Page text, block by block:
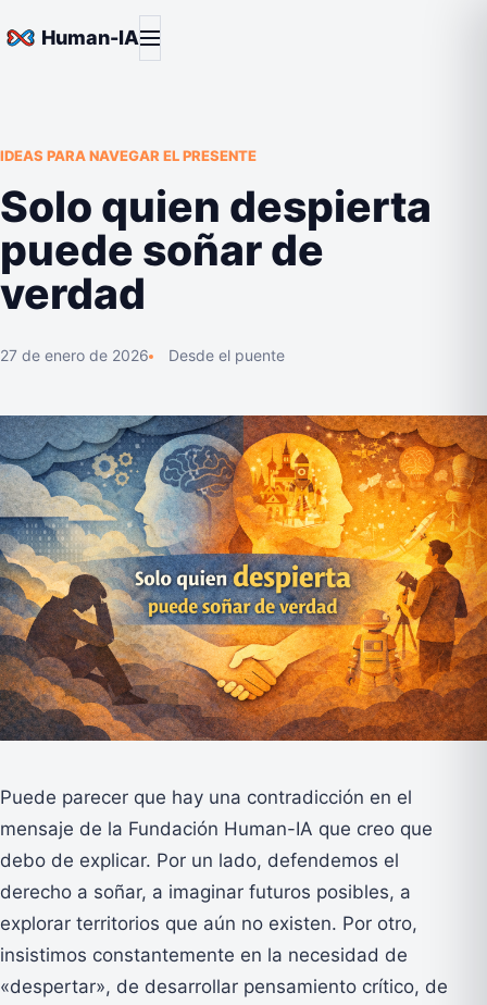
Saltar al contenido
Human-IAAbrir menú
IDEAS PARA NAVEGAR EL PRESENTE
Solo quien despierta
puede soñar de
verdad
27 de enero de 2026 Desde el puente
Puede parecer que hay una contradicción en el
mensaje de la Fundación Human-IA que creo que
debo de explicar. Por un lado, defendemos el
derecho a soñar, a imaginar futuros posibles, a
explorar territorios que aún no existen. Por otro,
insistimos constantemente en la necesidad de
«despertar», de desarrollar pensamiento crítico, de